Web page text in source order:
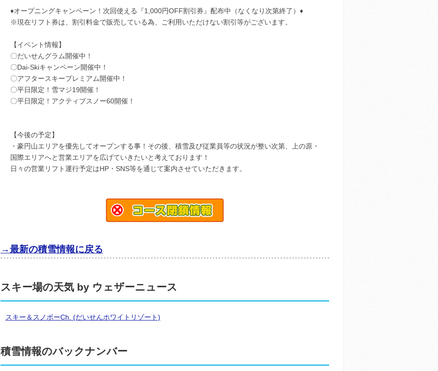
♦オープニングキャンペーン！次回使える『1,000円OFF割引券』配布中（なくなり次第終了）♦
※現在リフト券は、割引料金で販売している為、ご利用いただけない割引等がございます。
【イベント情報】
〇だいせんグラム開催中！
〇Dai-Skiキャンペーン開催中！
〇アフタースキープレミアム開催中！
〇平日限定！雪マジ19開催！
〇平日限定！アクティブスノー60開催！
【今後の予定】
・豪円山エリアを優先してオープンする事！その後、積雪及び従業員等の状況が整い次第、上の原・
国際エリアへと営業エリアを広げていきたいと考えております！
日々の営業リフト運行予定はHP・SNS等を通じて案内させていただきます。
→最新の積雪情報に戻る
スキー場の天気 by ウェザーニュース
スキー＆スノボーCh. (だいせんホワイトリゾート)
積雪情報のバックナンバー